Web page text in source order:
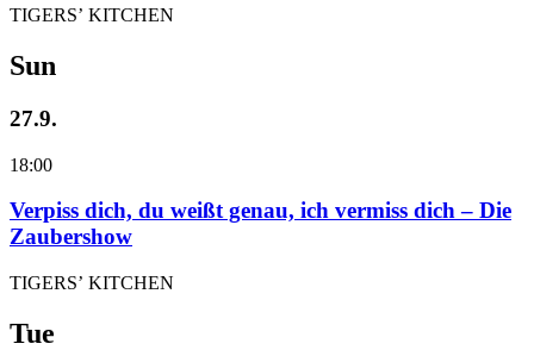
TIGERS’ KITCHEN
Sun
27.9.
18:00
Verpiss dich, du weißt genau, ich vermiss dich – Die
Zaubershow
TIGERS’ KITCHEN
Tue